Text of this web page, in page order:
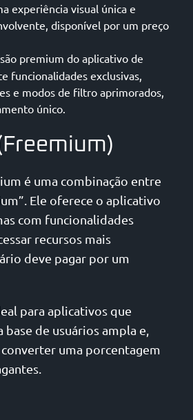
experiência visual única e
disponível por um preço
premium do aplicativo de
funcionalidades exclusivas,
e modos de filtro aprimorados,
único.
é uma combinação entre
Ele oferece o aplicativo
com funcionalidades
recursos mais
deve pagar por um
para aplicativos que
base de usuários ampla e,
uma porcentagem